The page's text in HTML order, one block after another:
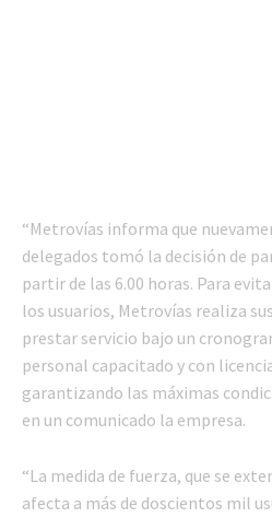
“Metrovías informa que
delegados tomó la decisión de
partir de las 6.00 horas. Para
los usuarios, Metrovías realiza
prestar servicio bajo un
personal capacitado y con
garantizando las máximas
en un comunicado la empresa.
“La medida de fuerza, que se
afecta a más de doscientos mil